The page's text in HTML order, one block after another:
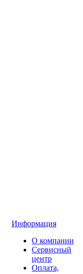
Информация
О компании
Сервисный
центр
Оплата,